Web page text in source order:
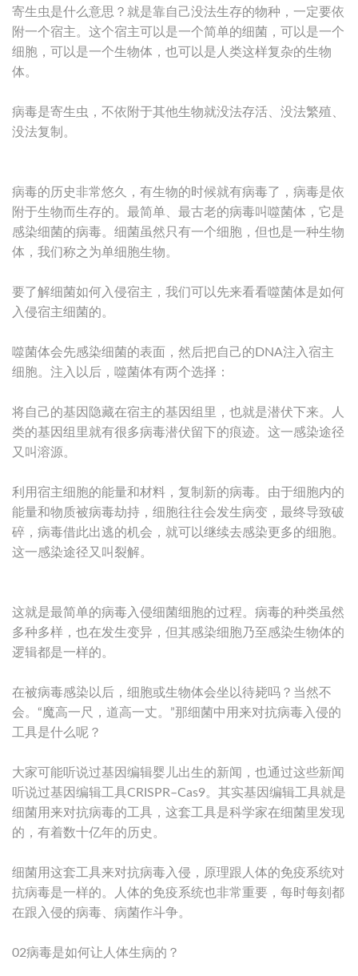
寄生虫是什么意思？就是靠自己没法生存的物种，一定要依
附一个宿主。这个宿主可以是一个简单的细菌，可以是一个
细胞，可以是一个生物体，也可以是人类这样复杂的生物
体。
病毒是寄生虫，不依附于其他生物就没法存活、没法繁殖、
没法复制。
病毒的历史非常悠久，有生物的时候就有病毒了，病毒是依
附于生物而生存的。最简单、最古老的病毒叫噬菌体，它是
感染细菌的病毒。细菌虽然只有一个细胞，但也是一种生物
体，我们称之为单细胞生物。
要了解细菌如何入侵宿主，我们可以先来看看噬菌体是如何
入侵宿主细菌的。
噬菌体会先感染细菌的表面，然后把自己的DNA注入宿主
细胞。注入以后，噬菌体有两个选择：
将自己的基因隐藏在宿主的基因组里，也就是潜伏下来。人
类的基因组里就有很多病毒潜伏留下的痕迹。这一感染途径
又叫溶源。
利用宿主细胞的能量和材料，复制新的病毒。由于细胞内的
能量和物质被病毒劫持，细胞往往会发生病变，最终导致破
碎，病毒借此出逃的机会，就可以继续去感染更多的细胞。
这一感染途径又叫裂解。
这就是最简单的病毒入侵细菌细胞的过程。病毒的种类虽然
多种多样，也在发生变异，但其感染细胞乃至感染生物体的
逻辑都是一样的。
在被病毒感染以后，细胞或生物体会坐以待毙吗？当然不
会。“魔高一尺，道高一丈。”那细菌中用来对抗病毒入侵的
工具是什么呢？
大家可能听说过基因编辑婴儿出生的新闻，也通过这些新闻
听说过基因编辑工具CRISPR–Cas9。其实基因编辑工具就是
细菌用来对抗病毒的工具，这套工具是科学家在细菌里发现
的，有着数十亿年的历史。
细菌用这套工具来对抗病毒入侵，原理跟人体的免疫系统对
抗病毒是一样的。人体的免疫系统也非常重要，每时每刻都
在跟入侵的病毒、病菌作斗争。
02病毒是如何让人体生病的？